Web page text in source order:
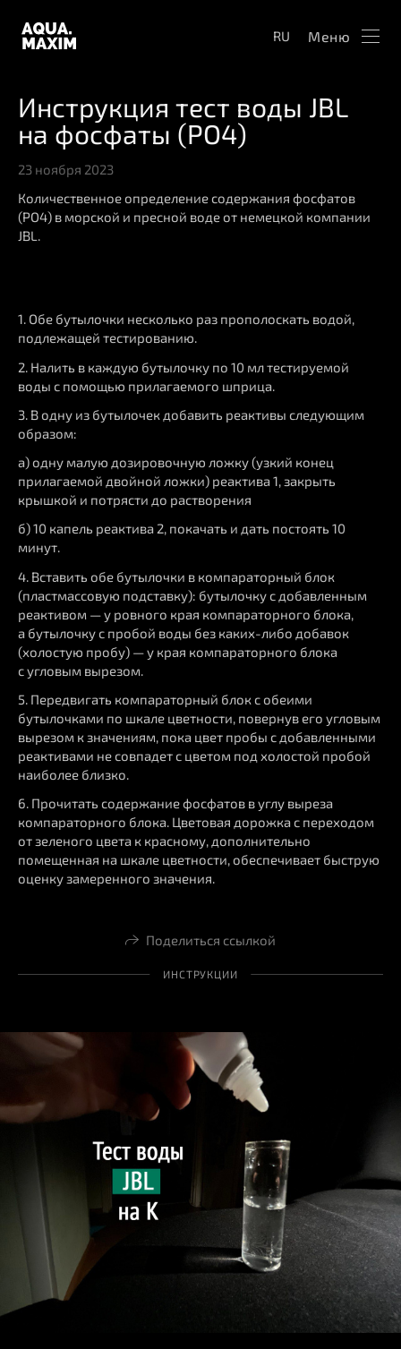
RU Меню
Инструкция тест воды JBL
на фосфаты (PO4)
23 ноября 2023
Количественное определение содержания фосфатов
(PO4) в морской и пресной воде от немецкой компании
JBL.
1. Обе бутылочки несколько раз прополоскать водой,
подлежащей тестированию.
2. Налить в каждую бутылочку по 10 мл тестируемой
воды с помощью прилагаемого шприца.
3. В одну из бутылочек добавить реактивы следующим
образом:
а) одну малую дозировочную ложку (узкий конец
прилагаемой двойной ложки) реактива 1, закрыть
крышкой и потрясти до растворения
б) 10 капель реактива 2, покачать и дать постоять 10
минут.
4. Вставить обе бутылочки в компараторный блок
(пластмассовую подставку): бутылочку с добавленным
реактивом — у ровного края компараторного блока,
а бутылочку с пробой воды без каких-либо добавок
(холостую пробу) — у края компараторного блока
с угловым вырезом.
5. Передвигать компараторный блок с обеими
бутылочками по шкале цветности, повернув его угловым
вырезом к значениям, пока цвет пробы с добавленными
реактивами не совпадет с цветом под холостой пробой
наиболее близко.
6. Прочитать содержание фосфатов в углу выреза
компараторного блока. Цветовая дорожка с переходом
от зеленого цвета к красному, дополнительно
помещенная на шкале цветности, обеспечивает быструю
оценку замеренного значения.
Поделиться ссылкой
ИНСТРУКЦИИ